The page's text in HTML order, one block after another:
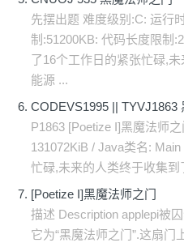
先摆出题 难度级别:C: 运行
制:51200KB: 代码长度限制
了16个工作日的紧张忙碌,
能源 ...
CODEVS1995 || TYVJ1863
P1863 [Poetize I]黑魔法师
131072KiB / Java类名:
忙碌,未来的人类终于收集到
[Poetize I]黑魔法师之门
描述 Description applepi被
它为“黑魔法师之门”.这扇